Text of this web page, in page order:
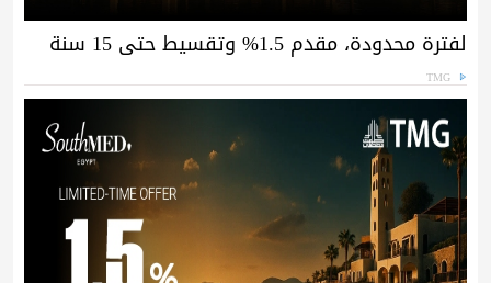
لفترة محدودة، مقدم 1.5% وتقسيط حتى 15 سنة
TMG